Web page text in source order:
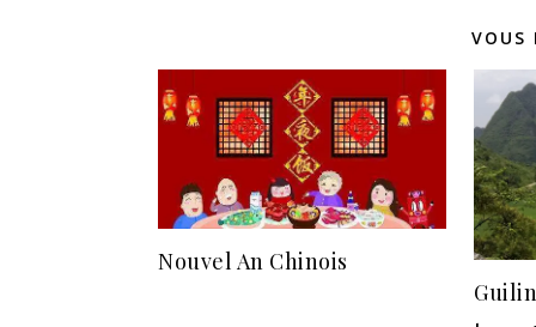
VOUS
Nouvel An Chinois